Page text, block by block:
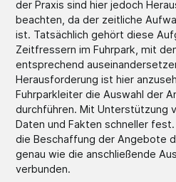
der Praxis sind hier jedoch
beachten, da der zeitliche
ist. Tatsächlich gehört diese
Zeitfressern im Fuhrpark, mit
entsprechend
Herausforderung ist hier
Fuhrparkleiter die Auswahl der
durchführen. Mit Unterstützung
Daten und Fakten schneller
die Beschaffung der Angebote
genau wie die anschließende
verbunden.